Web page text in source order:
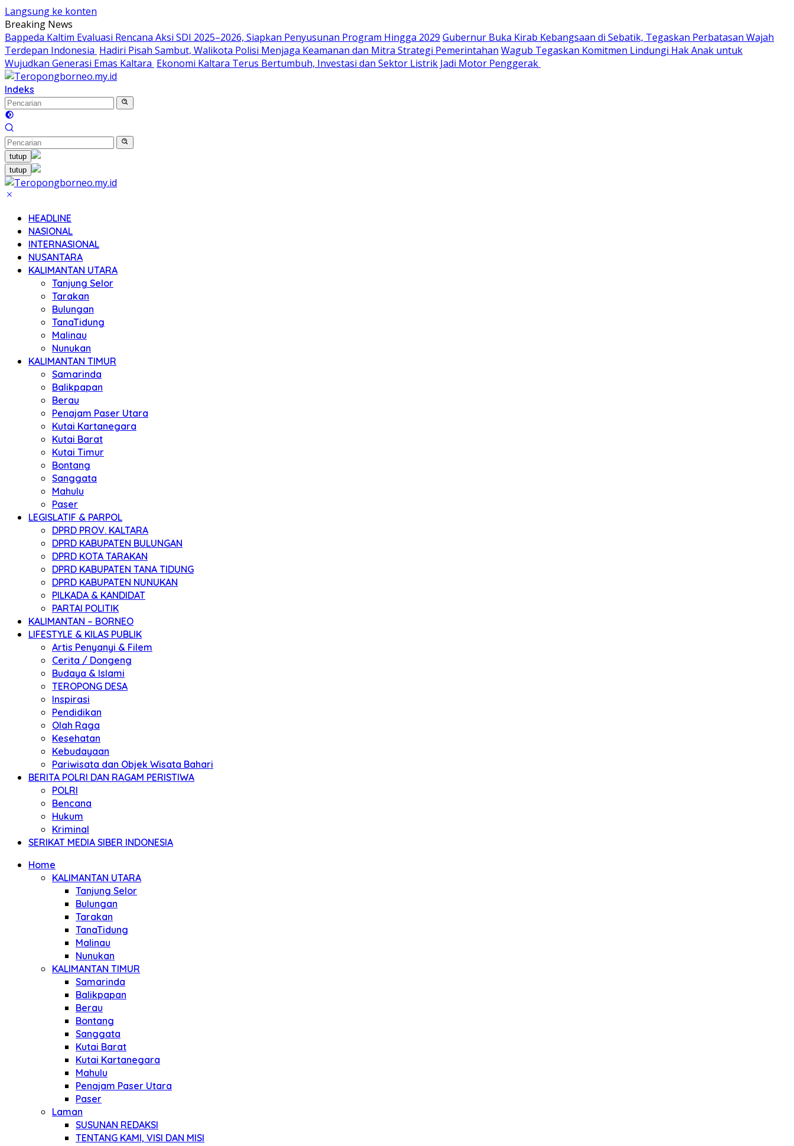
Langsung ke konten
Breaking News
Bappeda Kaltim Evaluasi Rencana Aksi SDI 2025–2026, Siapkan Penyusunan Program Hingga 2029 Gubernur Buka Kirab Kebangsaan di Sebatik, Tegaskan Perbatasan Wajah
Terdepan Indonesia Hadiri Pisah Sambut, Walikota Polisi Menjaga Keamanan dan Mitra Strategi Pemerintahan Wagub Tegaskan Komitmen Lindungi Hak Anak untuk
Wujudkan Generasi Emas Kaltara Ekonomi Kaltara Terus Bertumbuh, Investasi dan Sektor Listrik Jadi Motor Penggerak
Indeks
tutup
tutup
HEADLINE
NASIONAL
INTERNASIONAL
NUSANTARA
KALIMANTAN UTARA
Tanjung Selor
Tarakan
Bulungan
TanaTidung
Malinau
Nunukan
KALIMANTAN TIMUR
Samarinda
Balikpapan
Berau
Penajam Paser Utara
Kutai Kartanegara
Kutai Barat
Kutai Timur
Bontang
Sanggata
Mahulu
Paser
LEGISLATIF & PARPOL
DPRD PROV. KALTARA
DPRD KABUPATEN BULUNGAN
DPRD KOTA TARAKAN
DPRD KABUPATEN TANA TIDUNG
DPRD KABUPATEN NUNUKAN
PILKADA & KANDIDAT
PARTAI POLITIK
KALIMANTAN – BORNEO
LIFESTYLE & KILAS PUBLIK
Artis Penyanyi & Filem
Cerita / Dongeng
Budaya & Islami
TEROPONG DESA
Inspirasi
Pendidikan
Olah Raga
Kesehatan
Kebudayaan
Pariwisata dan Objek Wisata Bahari
BERITA POLRI DAN RAGAM PERISTIWA
POLRI
Bencana
Hukum
Kriminal
SERIKAT MEDIA SIBER INDONESIA
Home
KALIMANTAN UTARA
Tanjung Selor
Bulungan
Tarakan
TanaTidung
Malinau
Nunukan
KALIMANTAN TIMUR
Samarinda
Balikpapan
Berau
Bontang
Sanggata
Kutai Barat
Kutai Kartanegara
Mahulu
Penajam Paser Utara
Paser
Laman
SUSUNAN REDAKSI
TENTANG KAMI, VISI DAN MISI